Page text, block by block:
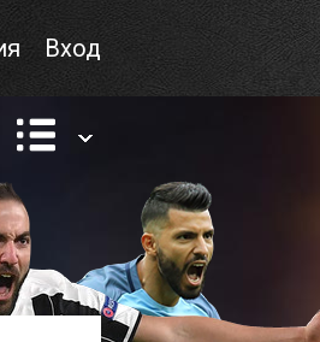
Вход